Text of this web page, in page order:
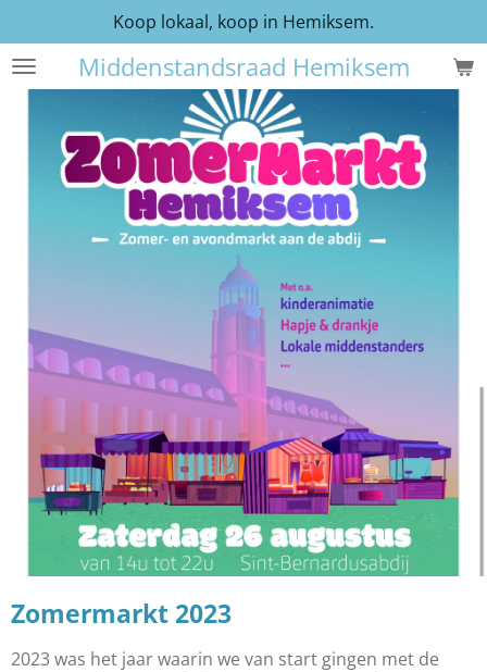
direct
naar
hoofdinhoud
Middenstandsraad Hemiksem
Koop lokaal, koop in Hemiksem.
Zomermarkt 2023
2023 was het jaar waarin we van start gingen met de